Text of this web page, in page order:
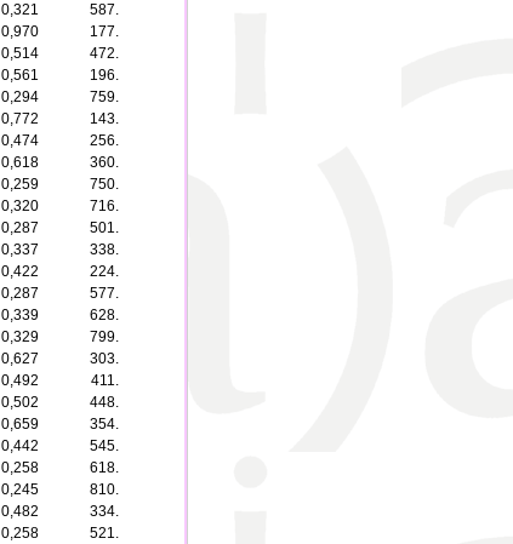
0,321
587.
0,970
177.
0,514
472.
0,561
196.
0,294
759.
0,772
143.
0,474
256.
0,618
360.
0,259
750.
0,320
716.
0,287
501.
0,337
338.
0,422
224.
0,287
577.
0,339
628.
0,329
799.
0,627
303.
0,492
411.
0,502
448.
0,659
354.
0,442
545.
0,258
618.
0,245
810.
0,482
334.
0,258
521.